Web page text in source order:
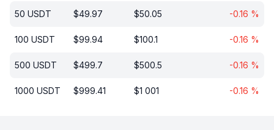
50 USDT $49.97 $50.05 -0.16 %
100 USDT $99.94 $100.1 -0.16 %
500 USDT $499.7 $500.5 -0.16 %
1000 USDT $999.41 $1 001 -0.16 %